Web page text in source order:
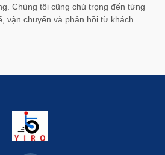
Chúng tôi cũng chú trọng đến từng
vận chuyển và phản hồi từ khách